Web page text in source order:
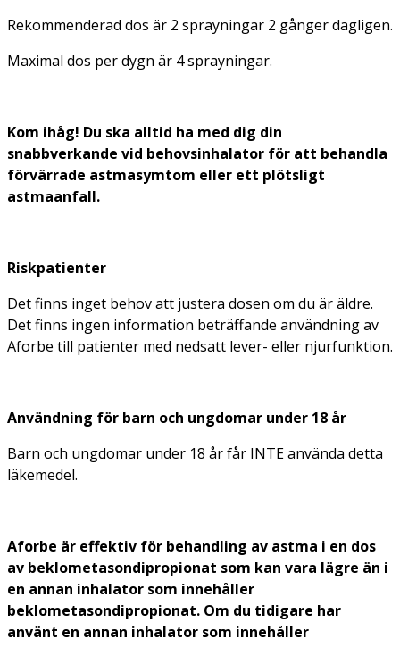
Rekommenderad dos är 2 sprayningar 2 gånger dagligen.
Maximal dos per dygn är 4 sprayningar.
Kom ihåg! Du ska alltid ha med dig din
snabbverkande vid behovsinhalator för att behandla
förvärrade astmasymtom eller ett plötsligt
astmaanfall.
Riskpatienter
Det finns inget behov att justera dosen om du är äldre.
Det finns ingen information beträffande användning av
Aforbe till patienter med nedsatt lever- eller njurfunktion.
Användning för barn och ungdomar under 18 år
Barn och ungdomar under 18 år får INTE använda detta
läkemedel.
Aforbe är effektiv för behandling av astma i en dos
av beklometasondipropionat som kan vara lägre än i
en annan inhalator som innehåller
beklometasondipropionat. Om du tidigare har
använt en annan inhalator som innehåller